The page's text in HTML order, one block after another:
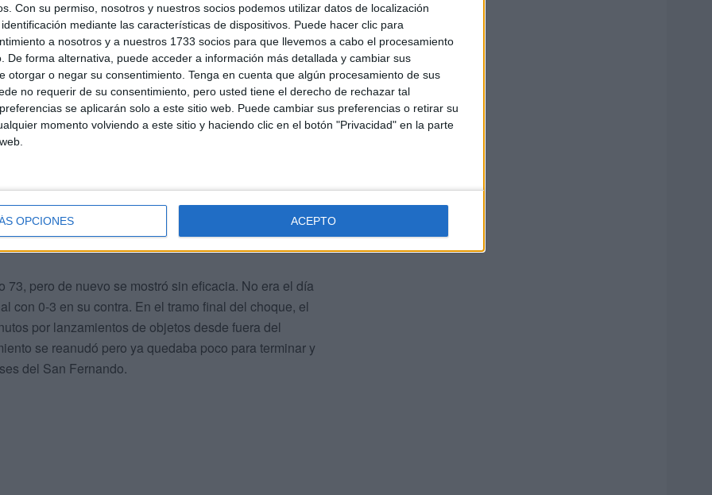
Con su permiso, nosotros y nuestros socios podemos utilizar datos de localización
mediante las características de dispositivos. Puede hacer clic para
a nosotros y a nuestros 1733 socios para que llevemos a cabo el procesamiento
De forma alternativa, puede acceder a información más detallada y cambiar sus
otorgar o negar su consentimiento. Tenga en cuenta que algún procesamiento de sus
no requerir de su consentimiento, pero usted tiene el derecho de rechazar tal
se aplicarán solo a este sitio web. Puede cambiar sus preferencias o retirar su
momento volviendo a este sitio y haciendo clic en el botón "Privacidad" en la parte
OPCIONES ACEPTO
reaccionar para, al menos, acercarse en el marcador
fue Yeray el primero que lo probó en el minuto
de los ceutíes se produjo en el minuto 58, con un
para su rival. El Sporting se creció algo más
el primer tanto en su cuenta.
pero de nuevo se mostró sin eficacia. No era el día
con 0-3 en su contra. En el tramo final del choque, el
por lanzamientos de objetos desde fuera del
se reanudó pero ya quedaba poco para terminar y
del San Fernando.